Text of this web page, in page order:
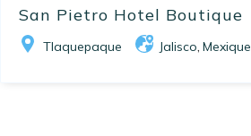
San Pietro Hotel Boutique
Tlaquepaque Jalisco, Mexique